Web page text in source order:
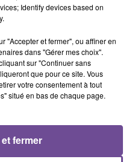
différents logements, de
à la fin des baux.
: 159XCVL
Identify devices based on
"Accepter et fermer", ou affiner en
dans "Gérer mes choix".
sur "Continuer sans
que pour ce site. Vous
votre consentement à tout
situé en bas de chaque page.
fermer